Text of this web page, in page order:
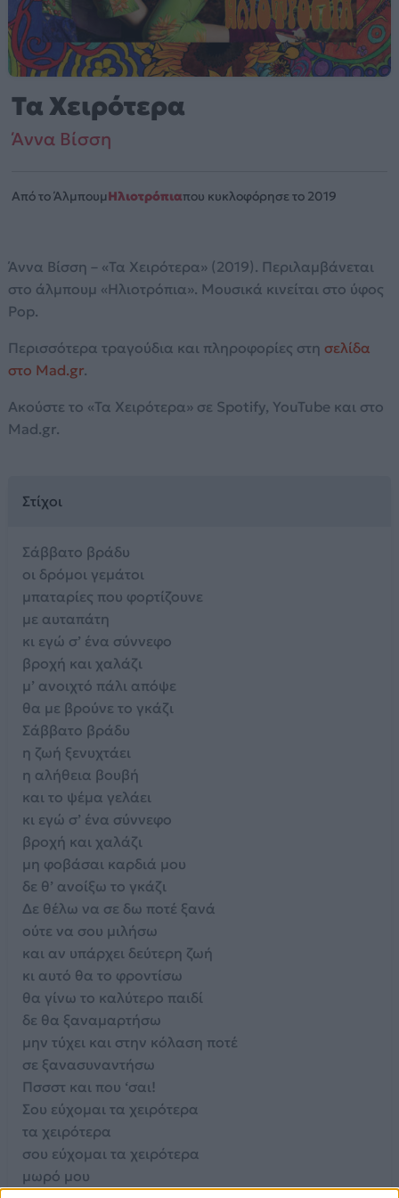
Τα Χειρότερα
Άννα Βίσση
Από το ΆλμπουμΗλιοτρόπιαπου κυκλοφόρησε το 2019
Άννα Βίσση – «Τα Χειρότερα» (2019). Περιλαμβάνεται
στο άλμπουμ «Ηλιοτρόπια». Μουσικά κινείται στο ύφος
Pop.
Περισσότερα τραγούδια και πληροφορίες στη σελίδα
στο Mad.gr.
Ακούστε το «Τα Χειρότερα» σε Spotify, YouTube και στο
Mad.gr.
Στίχοι
Σάββατο βράδυ
οι δρόμοι γεμάτοι
μπαταρίες που φορτίζουνε
με αυταπάτη
κι εγώ σ’ ένα σύννεφο
βροχή και χαλάζι
μ’ ανοιχτό πάλι απόψε
θα με βρούνε το γκάζι
Σάββατο βράδυ
η ζωή ξενυχτάει
η αλήθεια βουβή
και το ψέμα γελάει
κι εγώ σ’ ένα σύννεφο
βροχή και χαλάζι
μη φοβάσαι καρδιά μου
δε θ’ ανοίξω το γκάζι
Δε θέλω να σε δω ποτέ ξανά
ούτε να σου μιλήσω
και αν υπάρχει δεύτερη ζωή
κι αυτό θα το φροντίσω
θα γίνω το καλύτερο παιδί
δε θα ξαναμαρτήσω
μην τύχει και στην κόλαση ποτέ
σε ξανασυναντήσω
Πσσστ και που ‘σαι!
Σου εύχομαι τα χειρότερα
τα χειρότερα
σου εύχομαι τα χειρότερα
μωρό μου